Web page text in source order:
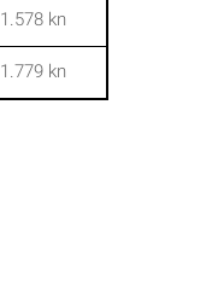
1.578 kn
1.779 kn